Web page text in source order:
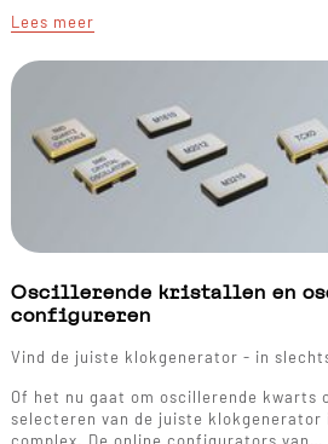
Lees meer
Oscillerende kristallen en
configureren
Vind de juiste klokgenerator - in
Of het nu gaat om oscillerende kwarts
selecteren van de juiste klokgenerator